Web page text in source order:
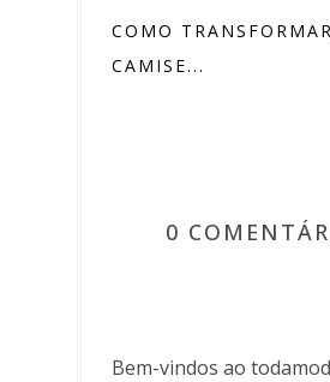
COMO
CAMISE...
0
Bem-vindos ao